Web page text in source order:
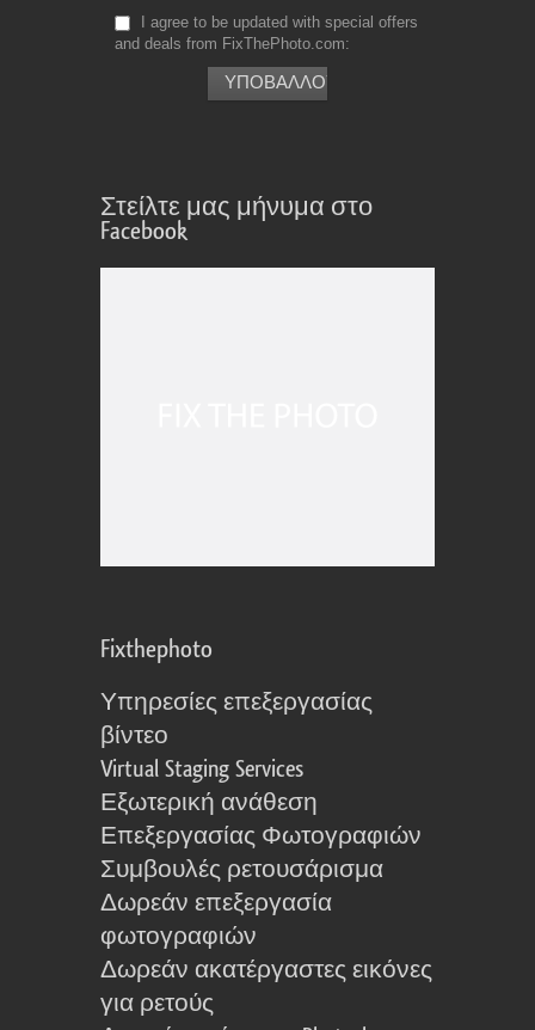
I agree to be updated with special offers
and deals from FixThePhoto.com
Στείλτε μας μήνυμα στο
Facebook
Fixthephoto
Υπηρεσίες επεξεργασίας
βίντεο
Virtual Staging Services
Εξωτερική ανάθεση
Επεξεργασίας Φωτογραφιών
Συμβουλές ρετουσάρισμα
Δωρεάν επεξεργασία
φωτογραφιών
Δωρεάν ακατέργαστες εικόνες
για ρετούς